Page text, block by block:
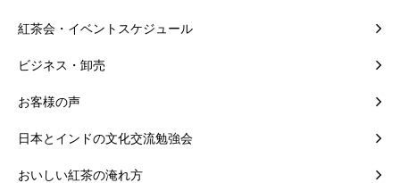
紅茶会・イベントスケジュール
ビジネス・卸売
お客様の声
日本とインドの文化交流勉強会
おいしい紅茶の淹れ方